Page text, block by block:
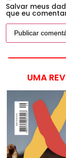
Salvar meus
que eu
UMA